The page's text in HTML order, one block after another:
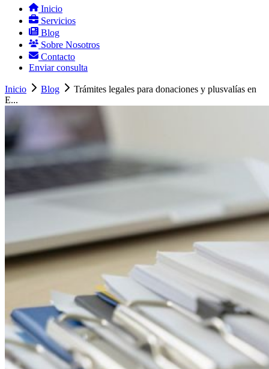
Inicio
Servicios
Blog
Sobre Nosotros
Contacto
Enviar consulta
Inicio Blog
Trámites legales para donaciones y plusvalías en
E...